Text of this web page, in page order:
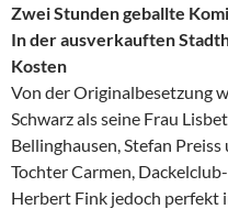
Zwei Stunden geballte
In der ausverkauften
Kosten
Von der Originalbesetzung
Schwarz als seine Frau
Bellinghausen, Stefan
Tochter Carmen,
Herbert Fink jedoch perfekt